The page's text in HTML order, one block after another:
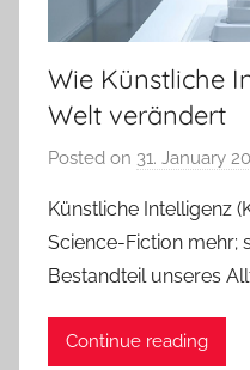
Wie Künstliche
Welt verändert
Posted on 31. January
Künstliche Intelligenz
Science-Fiction mehr;
Bestandteil unseres
Continue reading